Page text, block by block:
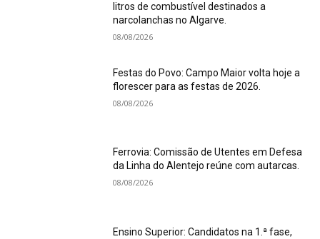
litros de combustível destinados a
narcolanchas no Algarve.
08/08/2026
Festas do Povo: Campo Maior volta hoje a
florescer para as festas de 2026.
08/08/2026
Ferrovia: Comissão de Utentes em Defesa
da Linha do Alentejo reúne com autarcas.
08/08/2026
Ensino Superior: Candidatos na 1.ª fase,